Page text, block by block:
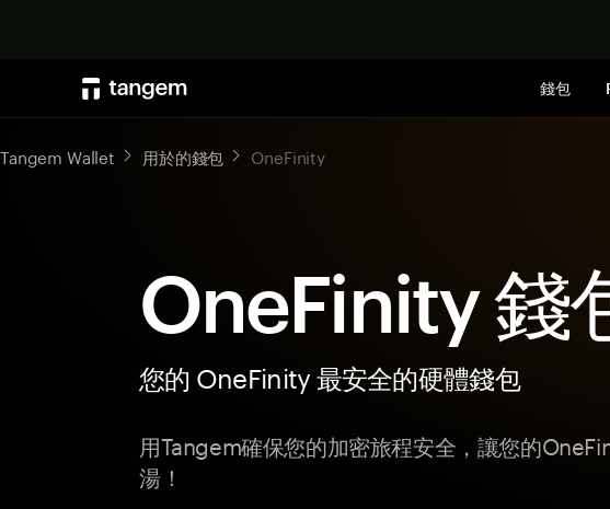
錢包
Tangem Wallet 用於的錢包 OneFinity
OneFinity 錢
您的 OneFinity 最安全的硬體錢包
用Tangem確保您的加密旅程安全，讓您的
湯！